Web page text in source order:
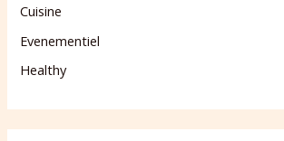
Cuisine
Evenementiel
Healthy